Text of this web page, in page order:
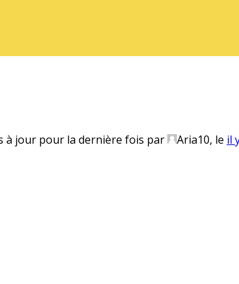
à jour pour la dernière fois par Aria10, le il